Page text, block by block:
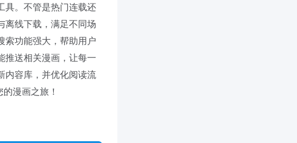
具。不管是热门连载还
离线下载，满足不同场
索功能强大，帮助用户
推送相关漫画，让每一
内容库，并优化阅读流
漫画之旅！